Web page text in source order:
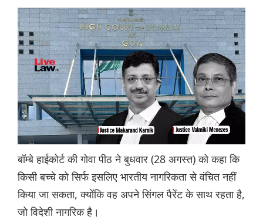
बॉम्बे हाईकोर्ट की गोवा पीठ ने बुधवार (28 अगस्त) को कहा कि
किसी बच्चे को सिर्फ इसलिए भारतीय नागरिकता से वंचित नहीं
किया जा सकता, क्योंकि वह अपने सिंगल पैरेंट के साथ रहता है,
जो विदेशी नागरिक है।